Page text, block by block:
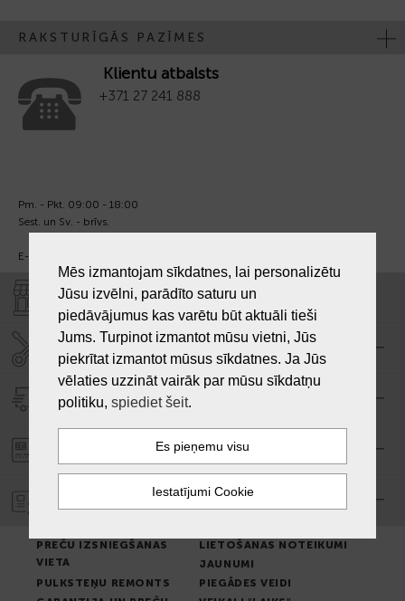
RAKSTURĪGĀS PAZĪMES
Klientu atbalsts
+371 27 241 888
Pm. - Pkt. 09:00 - 18:00
Sest. un Sv. - brīvs.
E-pasts:
VEIKALI "LAIKS"
SERVISA CENTRS "LAIKS"
PIEGĀDE
PASŪTĪJUMA APMAKSA
GARANTIJA
PREČU IZSNIEGŠANAS
VIETA
LIETOŠANAS NOTEIKUMI
JAUNUMI
PULKSTEŅU REMONTS
PIEGĀDES VEIDI
Mēs izmantojam sīkdatnes, lai personalizētu
Jūsu izvēlni, parādīto saturu un
piedāvājumus kas varētu būt aktuāli tieši
Jums. Turpinot izmantot mūsu vietni, Jūs
piekrītat izmantot mūsus sīkdatnes. Ja Jūs
vēlaties uzzināt vairāk par mūsu sīkdatņu
politiku, spiediet šeit.